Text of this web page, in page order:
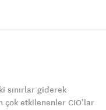
sınırlar giderek
etkilenenler CIO’lar